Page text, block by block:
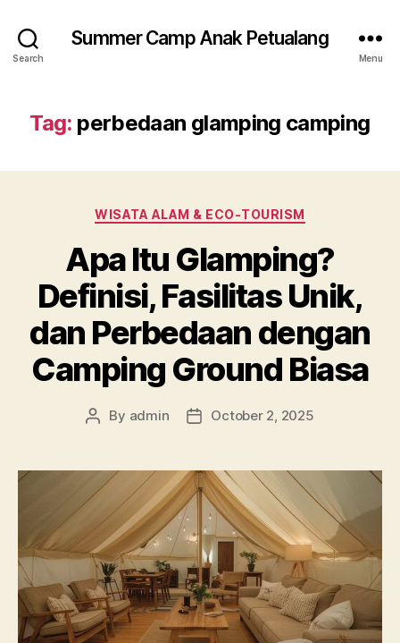
Search
Summer Camp Anak Petualang
Menu
Tag: perbedaan glamping camping
Categories
WISATA ALAM & ECO-TOURISM
Apa Itu Glamping?
Definisi, Fasilitas Unik,
dan Perbedaan dengan
Camping Ground Biasa
Post
By admin
PostOctober 2, 2025